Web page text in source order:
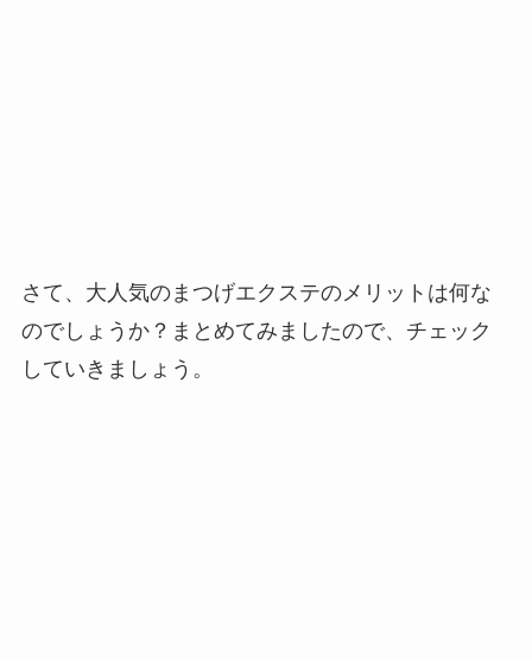
さて、大人気のまつげエクステのメリットは何な
のでしょうか？まとめてみましたので、チェック
していきましょう。